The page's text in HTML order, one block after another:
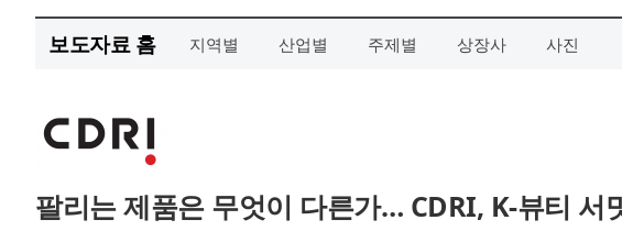
보도자료 홈 지역별 산업별 주제별 상장사 사진
팔리는 제품은 무엇이 다른가… CDRI, K-뷰티 서